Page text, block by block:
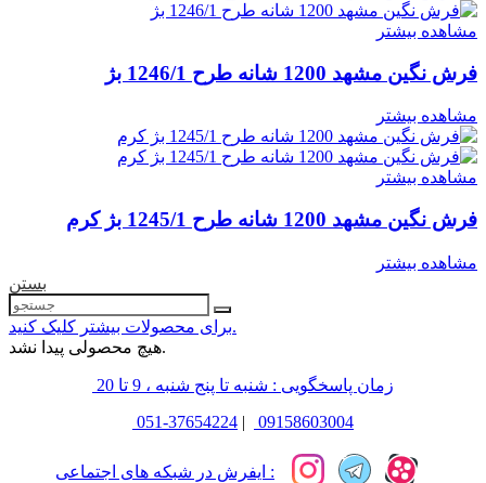
مشاهده بیشتر
فرش نگین مشهد 1200 شانه طرح 1246/1 بژ
مشاهده بیشتر
مشاهده بیشتر
فرش نگین مشهد 1200 شانه طرح 1245/1 بژ کرم
مشاهده بیشتر
بستن
برای محصولات بیشتر کلیک کنید.
هیچ محصولی پیدا نشد.
زمان پاسخگویی : شنبه تا پنج شنبه ، 9 تا 20
051-37654224 | 09158603004
ایفرش در شبکه های اجتماعی :